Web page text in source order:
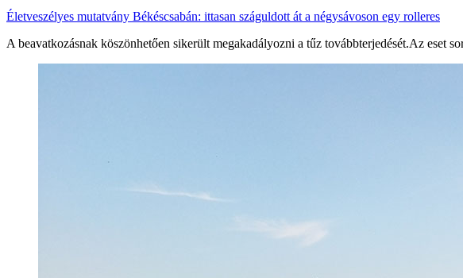
Életveszélyes mutatvány Békéscsabán: ittasan száguldott át a négysávoson egy rolleres
A beavatkozásnak köszönhetően sikerült megakadályozni a tűz továbbterjedését.Az eset